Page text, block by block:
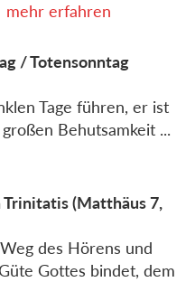
mehr erfahren
/ Totensonntag
Tage führen, er ist
Behutsamkeit ...
Trinitatis(Matthäus 7,
des Hörens und
Gottes bindet, dem